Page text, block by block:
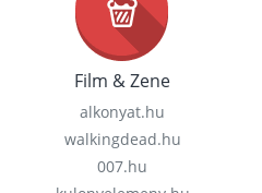
Film & Zene
alkonyat.hu
walkingdead.hu
007.hu